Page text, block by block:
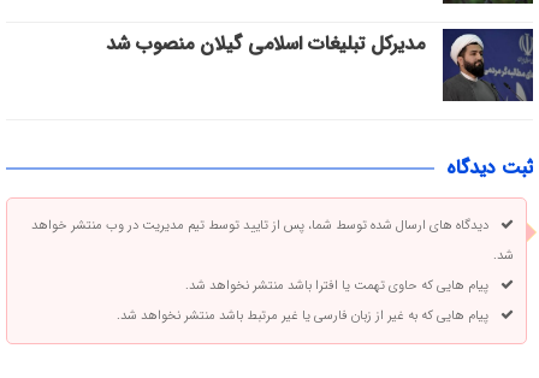
مدیرکل تبلیغات اسلامی گیلان منصوب شد
ثبت دیدگاه
دیدگاه های ارسال شده توسط شما، پس از تایید توسط تیم مدیریت در وب منتشر خواهد
شد.
پیام هایی که حاوی تهمت یا افترا باشد منتشر نخواهد شد.
پیام هایی که به غیر از زبان فارسی یا غیر مرتبط باشد منتشر نخواهد شد.